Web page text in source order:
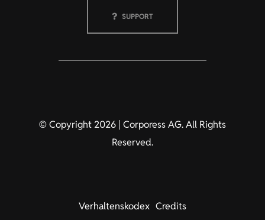
SUPPORT
© Copyright 2026 | Corporess AG. All Rights
Reserved.
Verhaltenskodex Credits